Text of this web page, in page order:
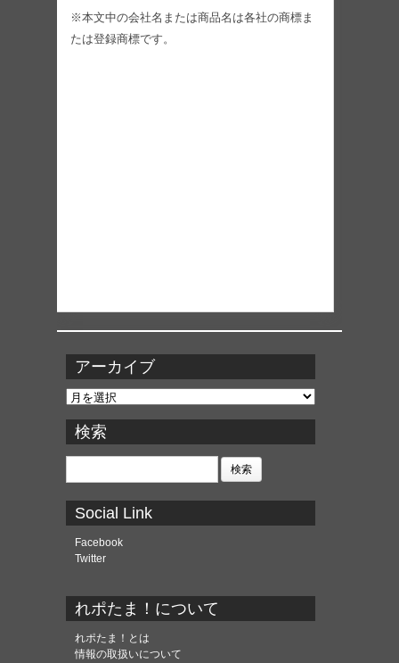
※本文中の会社名または商品名は各社の商標ま
たは登録商標です。
アーカイブ
ア
カ
イ
ブ
検索
検
Social Link
Facebook
Twitter
れポたま！について
れポたま！とは
情報の取扱いについて